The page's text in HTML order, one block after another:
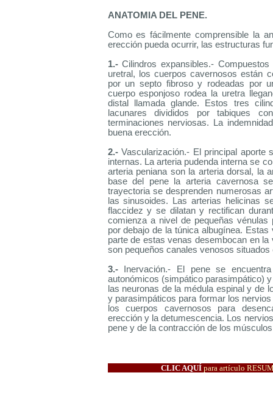
ANATOMIA DEL PENE.
Como es fácilmente comprensible la
erecciónpueda ocurrir, las estructuras
1.-Cilindros expansibles.-
uretral, los cuerpos cavernosos están
por un septo fibroso y rodeadas por
cuerpo esponjoso rodea la uretra
distal llamada glande. Estos tres
lacunares divididos por tabiques
terminaciones nerviosas. La
buena erección.
2.-Vascularización.- El principal aporte
internas. La arteria pudenda interna se
arteria peniana son la arteria dorsal, la
base del pene la arteria cavernosa
trayectoria se desprenden numerosas
las sinusoides. Las arterias helicinas
flaccidez y se dilatan y rectifican
comienza a nivel de pequeñas
por debajo de la túnica albugínea.
parte de estas venas desembocan en
son pequeños canales venosos situados
3.-Inervación.- El pene se
autonómicos (simpático parasimpático)
las neuronas de la médula espinal y de
y parasimpáticos para formar los
los cuerpos cavernosos para
erección y la detumescencia. Los
pene y de la contracción de los
CLIC AQUÍ para artículo